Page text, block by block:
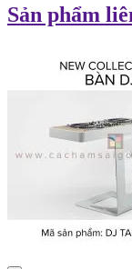
Sản phẩm